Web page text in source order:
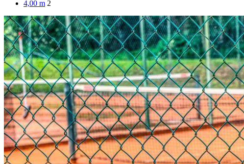
4,00 m 2